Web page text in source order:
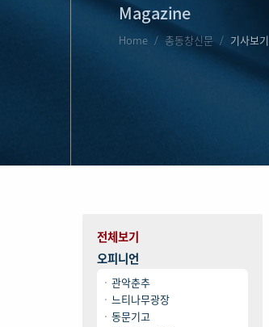
Magazine
Home 총동창신문 기사보기
전체보기
오피니언
관악춘추
느티나무광장
동문기고